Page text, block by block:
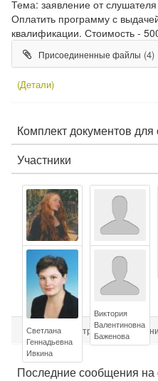
Тема: заявление от
Оплатить программу с
квалификации. Стоимость -
Присоединенные файлы (4)
(Детали)
Комплект документов
Участники
Софья
Андреевна
Стадний
Сагадуллаев
Светлана
Геннадьевна
Ивкина
Виктория
Валентиновна
Баженова
Просмотреть всех
Последние сообщения